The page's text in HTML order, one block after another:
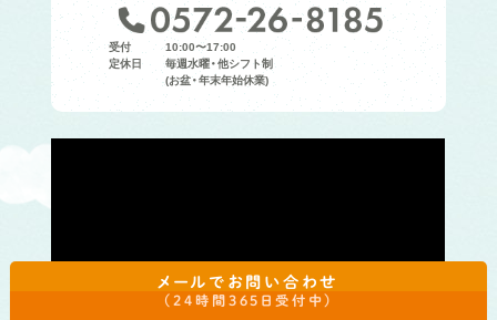
メールでお問い合わせ
（24時間365日受付中）
受付
10:00〜17:00
定休日
毎週水曜・他シフト制
(お盆・年末年始休業)